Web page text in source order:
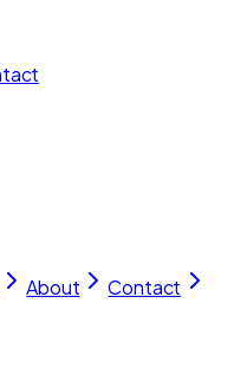
About Contact